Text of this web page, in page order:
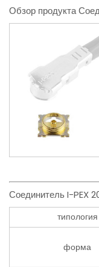
Обзор продукта
Соединитель I-PEX
типология
форма